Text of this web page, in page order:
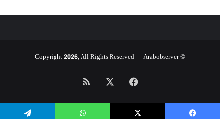
© Copyright 2026, All Rights Reserved |
Arabobserver
فيسبوك
الموقع